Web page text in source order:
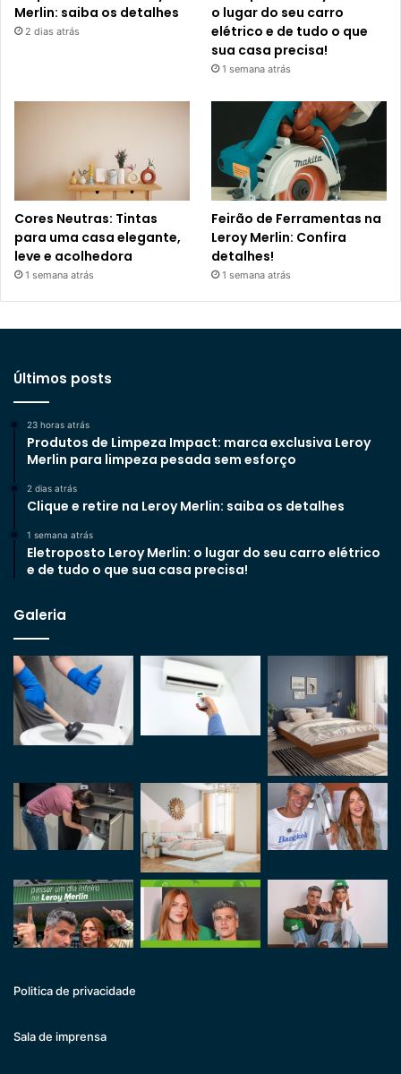
Merlin: saiba os detalhes
2 dias atrás
o lugar do seu carro
elétrico e de tudo o que
sua casa precisa!
1 semana atrás
Cores Neutras: Tintas
para uma casa elegante,
leve e acolhedora
1 semana atrás
Feirão de Ferramentas na
Leroy Merlin: Confira
detalhes!
1 semana atrás
Últimos posts
23 horas atrás
Produtos de Limpeza Impact: marca exclusiva Leroy
Merlin para limpeza pesada sem esforço
2 dias atrás
Clique e retire na Leroy Merlin: saiba os detalhes
1 semana atrás
Eletroposto Leroy Merlin: o lugar do seu carro elétrico
e de tudo o que sua casa precisa!
Galeria
Politica de privacidade
Sala de imprensa